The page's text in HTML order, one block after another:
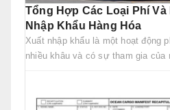
Tổng Hợp Các Loại Phí
Nhập Khẩu Hàng Hóa
Xuất nhập khẩu là một hoạt động
nhiều khâu và có sự tham gia của